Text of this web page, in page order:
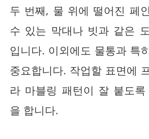
두 번째, 물 위에 떨어진 페
수 있는 막대나 빗과 같은
입니다. 이외에도 물통과 특
중요합니다. 작업할 표면에
라 마블링 패턴이 잘 붙도
을 합니다.